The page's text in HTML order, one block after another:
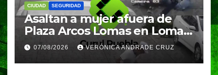
CIUDAD SEGURIDAD
Asaltan a mujer afuera de
Plaza Arcos Lomas en Lomas
de Angelópolis; delincuentes
huyeron en auto
07/08/2026 VERÓNICA ANDRADE CRUZ